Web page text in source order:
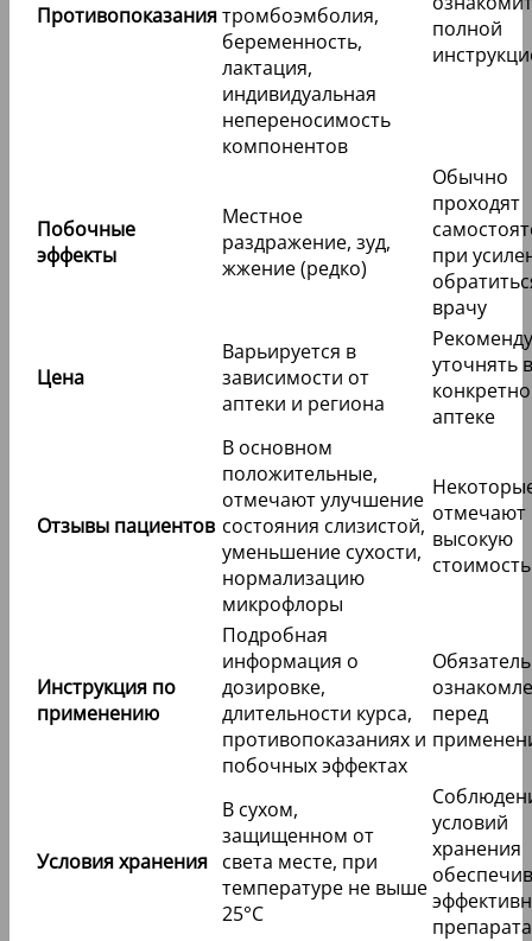
Противопоказаниятромбоэмболия,
беременность,
лактация,
индивидуальная
непереносимость
компонентов
полной
Побочные
эффекты
Местное
раздражение, зуд,
жжение (редко)
Обычно
проходят
при
врачу
Цена
Варьируется в
зависимости от
аптеки и региона
уточнять в
аптеке
Отзывы пациентов
В основном
положительные,
отмечают улучшение
состояния слизистой,
уменьшение сухости,
нормализацию
микрофлоры
отмечают
высокую
стоимость
Инструкция по
применению
Подробная
информация о
дозировке,
длительности курса,
противопоказаниях и
побочных эффектах
перед
Условия хранения
В сухом,
защищенном от
света месте, при
температуре не выше
25°C
условий
хранения
препарата